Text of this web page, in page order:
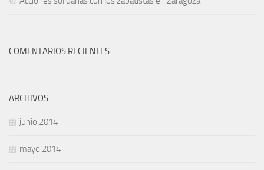
COMENTARIOS RECIENTES
ARCHIVOS
junio 2014
mayo 2014